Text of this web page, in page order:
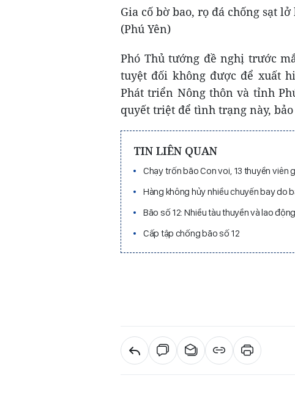
Gia cố bờ bao, rọ đá chống sạt
(Phú Yên)
Phó Thủ tướng đề nghị trước
tuyệt đối không được để xuất
Phát triển Nông thôn và tỉnh
quyết triệt để tình trạng này,
TIN LIÊN QUAN
Chạy trốn bão Con voi, 13 thuyền viên
Hàng không hủy nhiều chuyến bay do
Bão số 12: Nhiều tàu thuyền và lao
Cấp tập chống bão số 12